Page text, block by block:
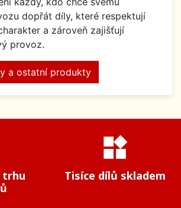
dopřát díly, které respektují
a zároveň zajišťují
provoz.
a ostatní produkty
trhu
widgets
Tisíce dílů skladem